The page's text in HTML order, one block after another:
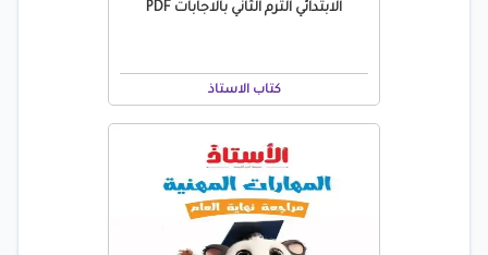
الابتدائي الترم الثاني بالاجابات PDF
كتاب الاستاذ